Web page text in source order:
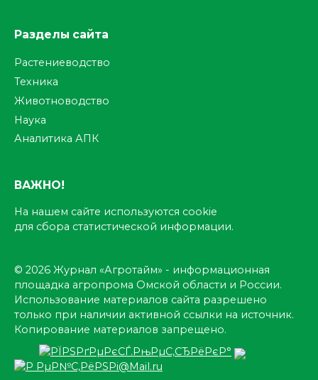
Разделы сайта
Растениеводство
Техника
Животноводство
Наука
Аналитика АПК
ВАЖНО!
На нашем сайте используются cookie
для сбора статистической информации.
© 2026 Журнал «Агротайм» - информационная
площадка агропрома Омской области и России.
Использование материалов сайта разрешено
только при наличии активной ссылки на источник.
Копирование материалов запрещено.